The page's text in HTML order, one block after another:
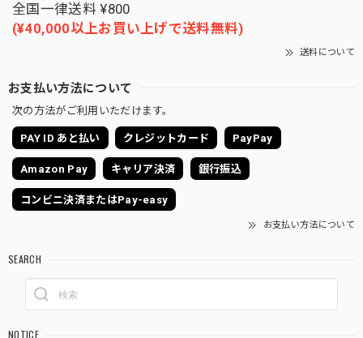
全国一律送料 ¥800
(¥40,000以上お買い上げで送料無料)
送料について
お支払い方法について
次の方法がご利用いただけます。
PAY ID あと払い クレジットカード PayPay
Amazon Pay キャリア決済 銀行振込
コンビニ決済またはPay-easy
お支払い方法について
SEARCH
NOTICE